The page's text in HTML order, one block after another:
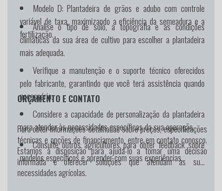
Modelo D: Plantadeira de grãos e adubo com controle
variável de taxa, maximizando a eficiência da semeadura e a
fertilização.
Analise o tipo de solo, a topografia e as condições
climáticas da sua área de cultivo para escolher a plantadeira
mais adequada.
Verifique a manutenção e o suporte técnico oferecidos
pelo fabricante, garantindo que você terá assistência quando
necessário.
Considere a capacidade de personalização da plantadeira
para atender às necessidades específicas da sua operação.
Consulte outros agricultores para obter feedback sobre
modelos específicos e aprender com suas experiências.
ORÇAMENTO E CONTATO
Para obter informações detalhadas sobre preços, especificações
técnicas e opções de financiamento, entre em contato conosco.
Estamos à disposição para ajudá-lo a tomar uma decisão
informada e oferecer soluções que atendam às suas
necessidades agrícolas.